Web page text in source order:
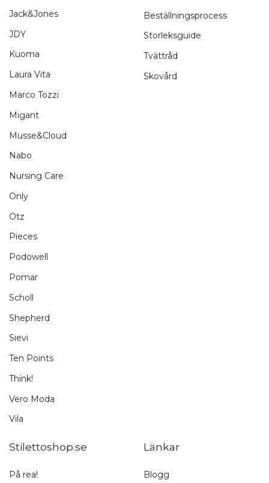
Jack&Jones
JDY
Kuoma
Laura Vita
Marco Tozzi
Migant
Musse&Cloud
Nabo
Nursing Care
Only
Otz
Pieces
Podowell
Pomar
Scholl
Shepherd
Sievi
Ten Points
Think!
Vero Moda
Vila
Beställningsprocess
Storleksguide
Tvättråd
Skovård
Stilettoshop.se
På rea!
Länkar
Blogg